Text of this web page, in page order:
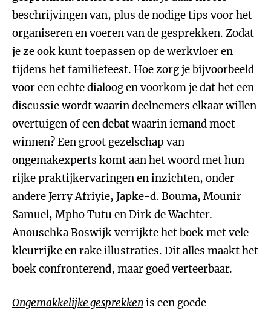
beschrijvingen van, plus de nodige tips voor het
organiseren en voeren van de gesprekken. Zodat
je ze ook kunt toepassen op de werkvloer en
tijdens het familiefeest. Hoe zorg je bijvoorbeeld
voor een echte dialoog en voorkom je dat het een
discussie wordt waarin deelnemers elkaar willen
overtuigen of een debat waarin iemand moet
winnen? Een groot gezelschap van
ongemakexperts komt aan het woord met hun
rijke praktijkervaringen en inzichten, onder
andere Jerry Afriyie, Japke-d. Bouma, Mounir
Samuel, Mpho Tutu en Dirk de Wachter.
Anouschka Boswijk verrijkte het boek met vele
kleurrijke en rake illustraties. Dit alles maakt het
boek confronterend, maar goed verteerbaar.
Ongemakkelijke gesprekkenis een goede